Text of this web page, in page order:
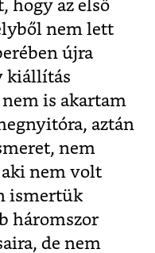
hogy az első
nem lett
újra
kiállítás
is akartam
aztán
nem
aki nem volt
ismertük
háromszor
de nem